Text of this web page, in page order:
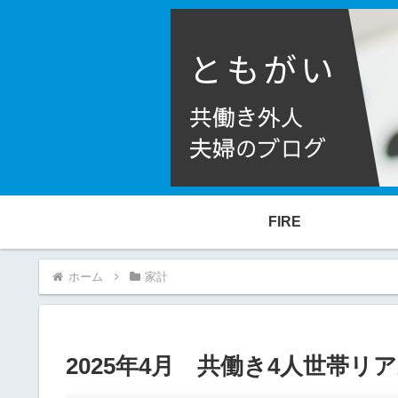
FIRE
ホーム 家計
2025年4月 共働き4人世帯リ